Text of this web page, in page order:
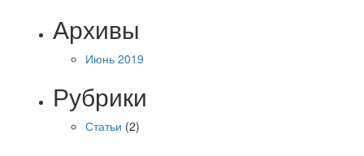
Архивы
Июнь 2019
Рубрики
Статьи (2)